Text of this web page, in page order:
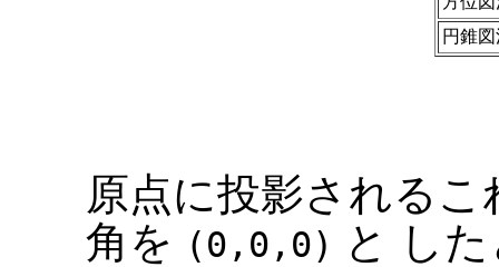
円錐図
原点に投影される
角を (0,0,0)
と し